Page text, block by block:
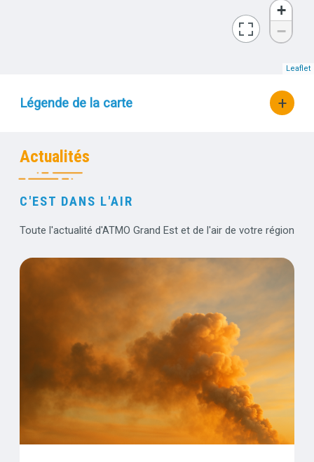
+
−
Leaflet
bouton d'actions
Légende de la carte
Actualités
C'EST DANS L'AIR
Accroche
Toute l'actualité d'ATMO Grand Est et de l'air de votre région
Incendies : quel impact sur la qualité de l’air dans le Grand Est ?